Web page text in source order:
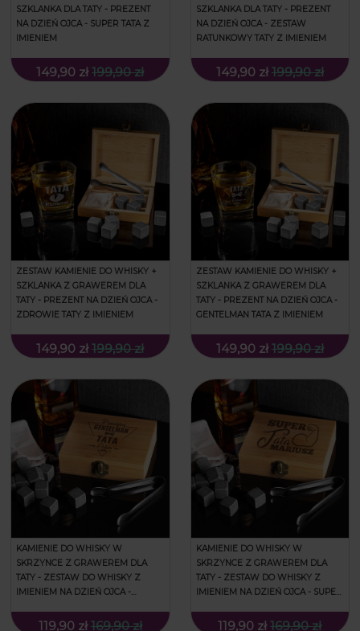
SZKLANKA DLA TATY - PREZENT
NA DZIEŃ OJCA - SUPER TATA Z
IMIENIEM
149,90 zł 199,90 zł
SZKLANKA DLA TATY - PREZENT
NA DZIEŃ OJCA - ZESTAW
RATUNKOWY TATY Z IMIENIEM
149,90 zł 199,90 zł
ZESTAW KAMIENIE DO WHISKY +
SZKLANKA Z GRAWEREM DLA
TATY - PREZENT NA DZIEŃ OJCA -
ZDROWIE TATY Z IMIENIEM
149,90 zł 199,90 zł
ZESTAW KAMIENIE DO WHISKY +
SZKLANKA Z GRAWEREM DLA
TATY - PREZENT NA DZIEŃ OJCA -
GENTELMAN TATA Z IMIENIEM
149,90 zł 199,90 zł
KAMIENIE DO WHISKY W
SKRZYNCE Z GRAWEREM DLA
TATY - ZESTAW DO WHISKY Z
IMIENIEM NA DZIEŃ OJCA -
119,90 zł 169,90 zł
KAMIENIE DO WHISKY W
SKRZYNCE Z GRAWEREM DLA
TATY - ZESTAW DO WHISKY Z
IMIENIEM NA DZIEŃ OJCA - SUPER
119,90 zł 169,90 zł